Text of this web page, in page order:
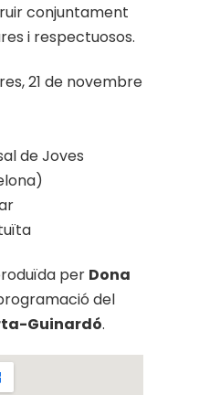
conjuntament
i respectuosos.
21 de novembre
de Joves
per Dona
del
Guinardó.